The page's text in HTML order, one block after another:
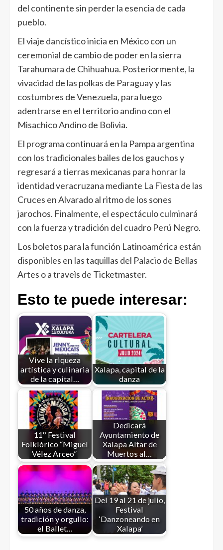
del continente sin perder la esencia de cada
pueblo.
El viaje dancístico inicia en México con un
ceremonial de cambio de poder en la sierra
Tarahumara de Chihuahua. Posteriormente, la
vivacidad de las polkas de Paraguay y las
costumbres de Venezuela, para luego
adentrarse en el territorio andino con el
Misachico Andino de Bolivia.
El programa continuará en la Pampa argentina
con los tradicionales bailes de los gauchos y
regresará a tierras mexicanas para honrar la
identidad veracruzana mediante La Fiesta de las
Cruces en Alvarado al ritmo de los sones
jarochos. Finalmente, el espectáculo culminará
con la fuerza y tradición del cuadro Perú Negro.
Los boletos para la función Latinoamérica están
disponibles en las taquillas del Palacio de Bellas
Artes o a traveìs de Ticketmaster.
Esto te puede interesar:
Vive la riqueza
artística y culinaria
de la capital…
Xalapa, capital de la
danza
11º Festival
Folklórico “Miguel
Vélez Arceo”
Dedicará
Ayuntamiento de
Xalapa Altar de
Muertos al…
50 años de danza,
tradición y orgullo:
el Ballet…
Del 19 al 21 de julio,
Festival
‘Danzoneando en
Xalapa’